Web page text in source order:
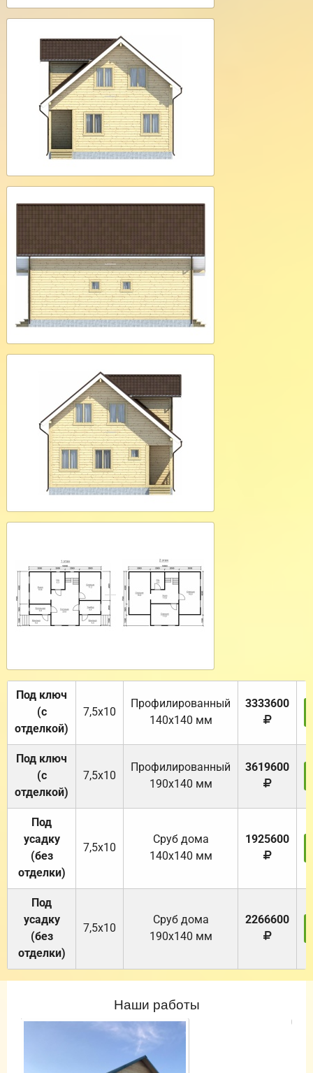
Под ключ
(с
отделкой)
7,5х10
Профилированный
140х140 мм
3333600
Под ключ
(с
отделкой)
7,5х10
Профилированный
190х140 мм
3619600
Под
усадку
(без
отделки)
7,5х10
Cруб дома
140х140 мм
1925600
Под
усадку
(без
отделки)
7,5х10
Cруб дома
190х140 мм
2266600
Наши работы